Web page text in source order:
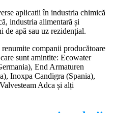
aplicatii în industria chimică
industria alimentară și
de apă sau uz rezidențial.
companii producătoare
sunt amintite: Ecowater
End Armaturen
Inoxpa Candigra (Spania),
Adca și alți